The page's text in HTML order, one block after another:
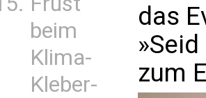
beim
Klima-
Kleber-
das
zum